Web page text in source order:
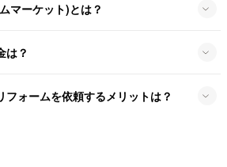
マーケット)とは？
は？
フォームを依頼するメリットは？